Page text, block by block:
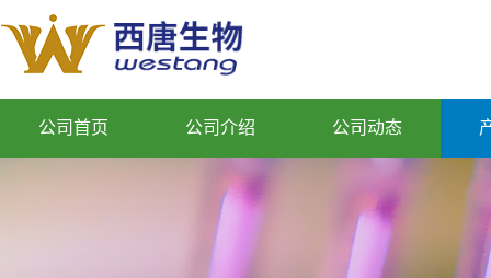
公司首页 公司介绍 公司动态